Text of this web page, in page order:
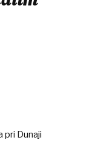
pri Dunaji